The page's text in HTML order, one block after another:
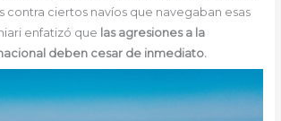
contra ciertos navíos que navegaban esas
enfatizó que las agresiones a la
deben cesar de inmediato.